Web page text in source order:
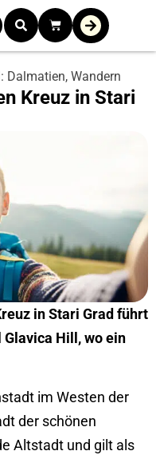
Dalmatien, Wandern
Kreuz in Stari
in Stari Grad führt
Hill, wo ein
im Westen der
der schönen
Altstadt und gilt als